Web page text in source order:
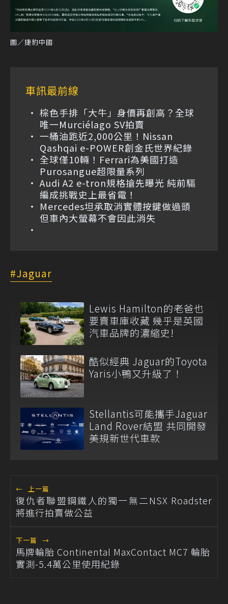
圖／捷豹中國
車訊最前線
棕色手排「大牛」身價再創高？全球
唯一Murciélago SV拍賣
一桶油跑近2,000公里！Nissan
Qashqai e-POWER創金氏世界紀錄
全球僅10輛！Ferrari為美國打造
Purosangue超限量系列
Audi A2 e-tron規格搶先曝光 純前驅
編成挑戰史上最省電！
Mercedes坦承取消實體按鍵做過頭
但車內大螢幕不會因此消失
Jaguar
Lewis Hamilton的老爸也
要賣車庫收藏 幾乎是英國
汽車品牌的濃縮史!
酷似經典 Jaguar的Toyota
Yaris小鴨又升級了！
Stellantis可能攜手Jaguar
Land Rover結盟 共同開發
美規新世代車款
← 上一篇
復仇者聯盟鋼鐵人的獨一無二NSX Roadster
將進行拍賣做公益
下一篇 →
馬牌輪胎 Continental MaxContact MC7 輪胎
實測-5.4萬公里使用紀錄